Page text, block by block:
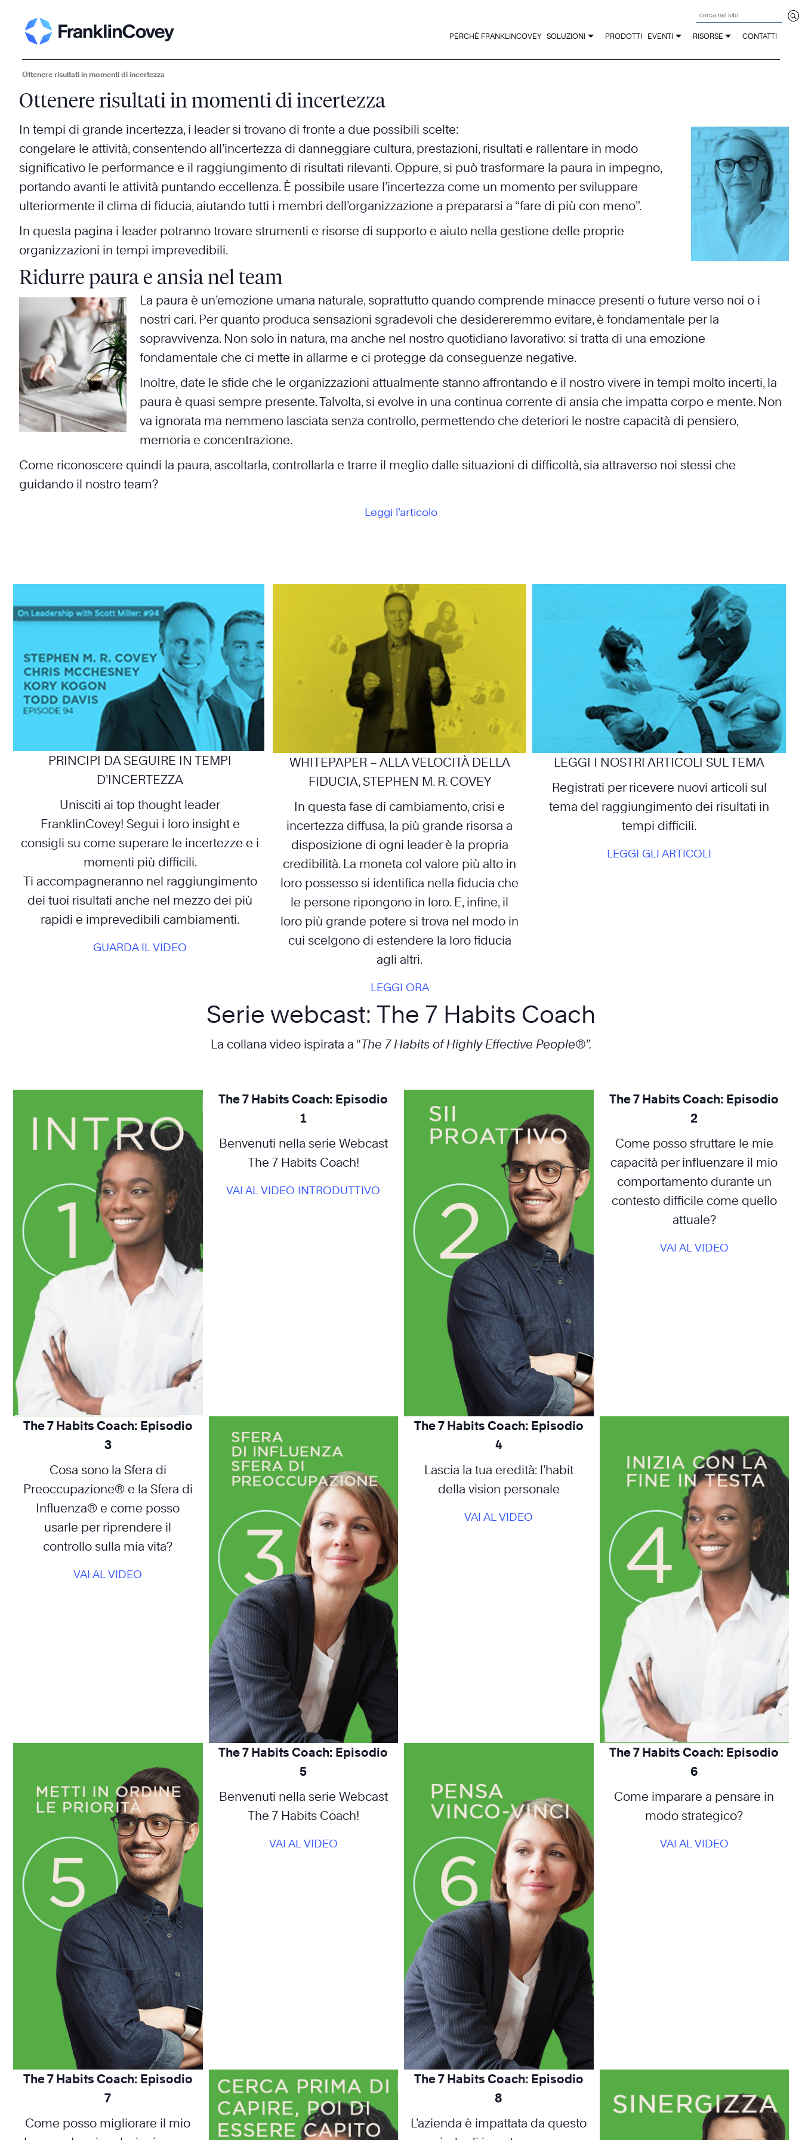
PERCHÉ FRANKLINCOVEY SOLUZIONI PRODOTTI EVENTI RISORSE CONTATTI
Z
Ottenere risultati in momenti di incertezza
Ottenere risultati in momenti di incertezza
In tempi di grande incertezza, i leader si trovano di fronte a due possibili scelte:
congelare le attività, consentendo all’incertezza di danneggiare cultura, prestazioni, risultati e rallentare in modo
significativo le performance e il raggiungimento di risultati rilevanti. Oppure, si può trasformare la paura in impegno,
portando avanti le attività puntando eccellenza. È possibile usare l’incertezza come un momento per sviluppare
ulteriormente il clima di fiducia, aiutando tutti i membri dell’organizzazione a prepararsi a “fare di più con meno”.
In questa pagina i leader potranno trovare strumenti e risorse di supporto e aiuto nella gestione delle proprie
organizzazioni in tempi imprevedibili.
Ridurre paura e ansia nel team
La paura è un’emozione umana naturale, soprattutto quando comprende minacce presenti o future verso noi o i
nostri cari. Per quanto produca sensazioni sgradevoli che desidereremmo evitare, è fondamentale per la
sopravvivenza. Non solo in natura, ma anche nel nostro quotidiano lavorativo: si tratta di una emozione
fondamentale che ci mette in allarme e ci protegge da conseguenze negative.
Inoltre, date le sfide che le organizzazioni attualmente stanno affrontando e il nostro vivere in tempi molto incerti, la
paura è quasi sempre presente. Talvolta, si evolve in una continua corrente di ansia che impatta corpo e mente. Non
va ignorata ma nemmeno lasciata senza controllo, permettendo che deteriori le nostre capacità di pensiero,
memoria e concentrazione.
Come riconoscere quindi la paura, ascoltarla, controllarla e trarre il meglio dalle situazioni di difficoltà, sia attraverso noi stessi che
guidando il nostro team?
Leggi l’articolo
PRINCIPI DA SEGUIRE IN TEMPI
D’INCERTEZZA
Unisciti ai top thought leader
FranklinCovey! Segui i loro insight e
consigli su come superare le incertezze e i
momenti più difficili.
Ti accompagneranno nel raggiungimento
dei tuoi risultati anche nel mezzo dei più
rapidi e imprevedibili cambiamenti.
GUARDA IL VIDEO
WHITEPAPER – ALLA VELOCITÀ DELLA
FIDUCIA, STEPHEN M. R. COVEY
In questa fase di cambiamento, crisi e
incertezza diffusa, la più grande risorsa a
disposizione di ogni leader è la propria
credibilità. La moneta col valore più alto in
loro possesso si identifica nella fiducia che
le persone ripongono in loro. E, infine, il
loro più grande potere si trova nel modo in
cui scelgono di estendere la loro fiducia
agli altri.
LEGGI ORA
LEGGI I NOSTRI ARTICOLI SUL TEMA
Registrati per ricevere nuovi articoli sul
tema del raggiungimento dei risultati in
tempi difficili.
LEGGI GLI ARTICOLI
Serie webcast: The 7 Habits Coach
La collana video ispirata a “The 7 Habits of Highly Effective People®”.
The 7 Habits Coach: Episodio
1
Benvenuti nella serie Webcast
The 7 Habits Coach!
VAI AL VIDEO INTRODUTTIVO
The 7 Habits Coach: Episodio
2
Come posso sfruttare le mie
capacità per influenzare il mio
comportamento durante un
contesto difficile come quello
attuale?
VAI AL VIDEO
The 7 Habits Coach: Episodio
3
Cosa sono la Sfera di
Preoccupazione® e la Sfera di
Influenza® e come posso
usarle per riprendere il
controllo sulla mia vita?
VAI AL VIDEO
The 7 Habits Coach: Episodio
4
Lascia la tua eredità: l’habit
della vision personale
VAI AL VIDEO
The 7 Habits Coach: Episodio
5
Benvenuti nella serie Webcast
The 7 Habits Coach!
VAI AL VIDEO
The 7 Habits Coach: Episodio
6
Come imparare a pensare in
modo strategico?
VAI AL VIDEO
The 7 Habits Coach: Episodio
7
Come posso migliorare il mio
The 7 Habits Coach: Episodio
8
L’azienda è impattata da questo